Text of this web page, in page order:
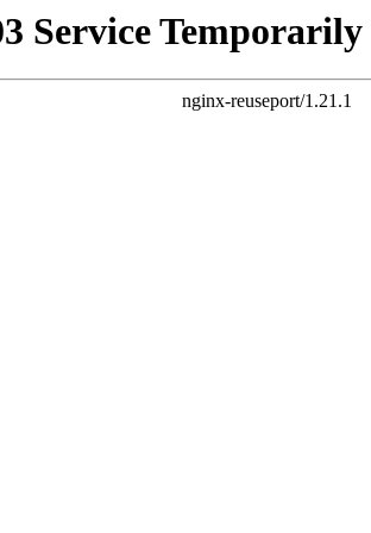
Service
nginx-reuseport/1.21.1